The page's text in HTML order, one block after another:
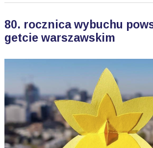
80. rocznica wybuchu
getcie warszawskim